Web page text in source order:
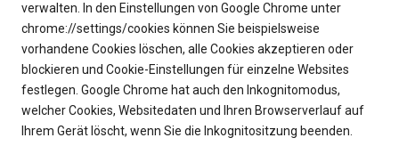
verwalten. In den Einstellungen von Google Chrome unter
chrome://settings/cookies können Sie beispielsweise
vorhandene Cookies löschen, alle Cookies akzeptieren oder
blockieren und Cookie-Einstellungen für einzelne Websites
festlegen. Google Chrome hat auch den Inkognitomodus,
welcher Cookies, Websitedaten und Ihren Browserverlauf auf
Ihrem Gerät löscht, wenn Sie die Inkognitositzung beenden.